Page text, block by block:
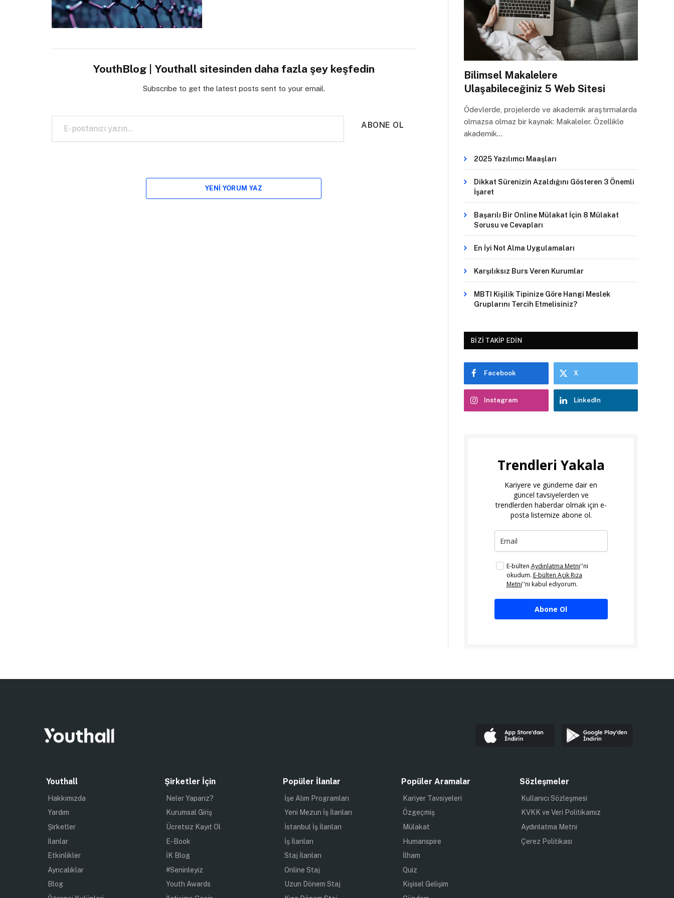
YouthBlog | Youthall sitesinden daha fazla şey keşfedin
Subscribe to get the latest posts sent to your email.
E-postanızı yazın…
ABONE OL
YENI YORUM YAZ
Bilimsel Makalelere
Ulaşabileceğiniz 5 Web Sitesi
Ödevlerde, projelerde ve akademik araştırmalarda
olmazsa olmaz bir kaynak: Makaleler. Özellikle
akademik…
2025 Yazılımcı Maaşları
Dikkat Sürenizin Azaldığını Gösteren 3 Önemli
İşaret
Başarılı Bir Online Mülakat İçin 8 Mülakat
Sorusu ve Cevapları
En İyi Not Alma Uygulamaları
Karşılıksız Burs Veren Kurumlar
MBTI Kişilik Tipinize Göre Hangi Meslek
Gruplarını Tercih Etmelisiniz?
BIZI TAKIP EDIN
Facebook X
Instagram LinkedIn
Trendleri Yakala
Kariyere ve gündeme dair en
güncel tavsiyelerden ve
trendlerden haberdar olmak için e-
posta listemize abone ol.
E-bülten Aydınlatma Metni''ni
okudum. E-bülten Açık Rıza
Metni''ni kabul ediyorum.
Abone Ol
Youthall
Hakkımızda
Yardım
Şirketler
İlanlar
Etkinlikler
Ayrıcalıklar
Blog
Şirketler İçin
Neler Yaparız?
Kurumsal Giriş
Ücretsiz Kayıt Ol
E-Book
İK Blog
#Seninleyiz
Youth Awards
Popüler İlanlar
İşe Alım Programları
Yeni Mezun İş İlanları
İstanbul İş İlanları
İş İlanları
Staj İlanları
Online Staj
Uzun Dönem Staj
Popüler Aramalar
Kariyer Tavsiyeleri
Özgeçmiş
Mülakat
Humanspire
İlham
Quiz
Kişisel Gelişim
Sözleşmeler
Kullanıcı Sözleşmesi
KVKK ve Veri Politikamız
Aydınlatma Metni
Çerez Politikası